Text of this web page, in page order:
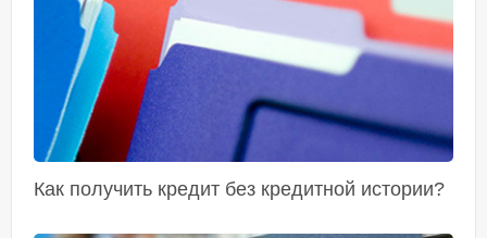
Как получить кредит без кредитной истории?